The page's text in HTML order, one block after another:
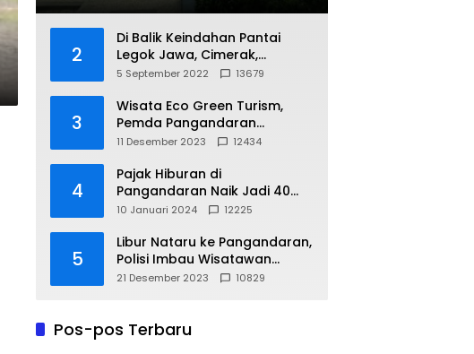
2
Di Balik Keindahan Pantai
Legok Jawa, Cimerak,
Pangandaran
5 September 2022 13679
3
Wisata Eco Green Turism,
Pemda Pangandaran
Gandeng PLN
11 Desember 2023 12434
4
Pajak Hiburan di
Pangandaran Naik Jadi 40
Persen
10 Januari 2024 12225
5
Libur Nataru ke Pangandaran,
Polisi Imbau Wisatawan
Gunakan Jalur Arteri
21 Desember 2023 10829
Pos-pos Terbaru